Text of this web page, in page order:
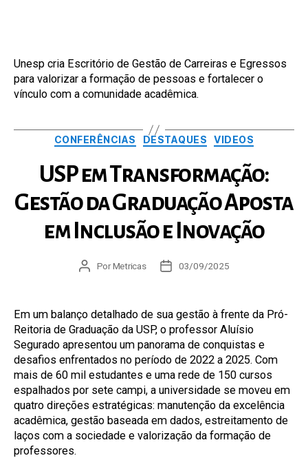
Unesp cria Escritório de Gestão de Carreiras e Egressos
para valorizar a formação de pessoas e fortalecer o
vínculo com a comunidade acadêmica.
Categorias
CONFERÊNCIAS DESTAQUES VIDEOS
USP em Transformação:
Gestão da Graduação Aposta
em Inclusão e Inovação
AutorPorMetricas
Data03/09/2025
Em um balanço detalhado de sua gestão à frente da Pró-
Reitoria de Graduação da USP, o professor Aluísio
Segurado apresentou um panorama de conquistas e
desafios enfrentados no período de 2022 a 2025. Com
mais de 60 mil estudantes e uma rede de 150 cursos
espalhados por sete campi, a universidade se moveu em
quatro direções estratégicas: manutenção da excelência
acadêmica, gestão baseada em dados, estreitamento de
laços com a sociedade e valorização da formação de
professores.